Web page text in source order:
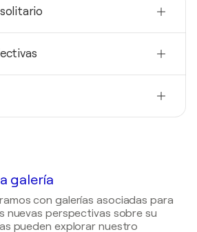
/ Fabrika 48 - Kosice,
/ Fabrika 48 - Kosice, Eslovaquia
- Kosice, Eslovaquia
is creating unique scarves
silk
galería
con galerías asociadas para
nuevas perspectivas sobre su
pueden explorar nuestro